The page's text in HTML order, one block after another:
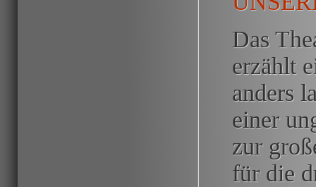
Das
erzählt
anders
einer
zur
für die